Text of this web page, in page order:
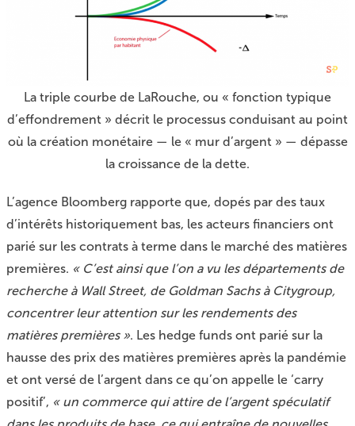
La triple courbe de LaRouche, ou « fonction typique
d’effondrement » décrit le processus conduisant au point
où la création monétaire — le « mur d’argent » — dépasse
la croissance de la dette.
L’agence Bloomberg rapporte que, dopés par des taux
d’intérêts historiquement bas, les acteurs financiers ont
parié sur les contrats à terme dans le marché des matières
premières. « C’est ainsi que l’on a vu les départements de
recherche à Wall Street, de Goldman Sachs à Citygroup,
concentrer leur attention sur les rendements des
matières premières ». Les hedge funds ont parié sur la
hausse des prix des matières premières après la pandémie
et ont versé de l’argent dans ce qu’on appelle le ‘carry
positif’, « un commerce qui attire de l’argent spéculatif